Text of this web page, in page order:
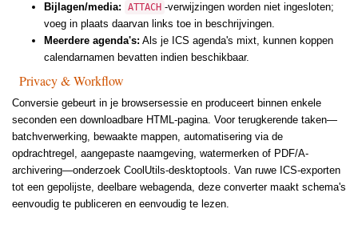
Bijlagen/media:
ATTACH -verwijzingen worden niet ingesloten;
voeg in plaats daarvan links toe in beschrijvingen.
Meerdere agenda's: Als je ICS agenda's mixt, kunnen koppen
calendarnamen bevatten indien beschikbaar.
Privacy & Workflow
Conversie gebeurt in je browsersessie en produceert binnen enkele
seconden een downloadbare HTML-pagina. Voor terugkerende taken—
batchverwerking, bewaakte mappen, automatisering via de
opdrachtregel, aangepaste naamgeving, watermerken of PDF/A-
archivering—onderzoek CoolUtils-desktoptools. Van ruwe ICS-exporten
tot een gepolijste, deelbare webagenda, deze converter maakt schema's
eenvoudig te publiceren en eenvoudig te lezen.